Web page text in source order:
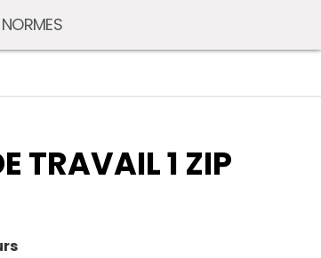
NORMES
TRAVAIL 1 ZIP